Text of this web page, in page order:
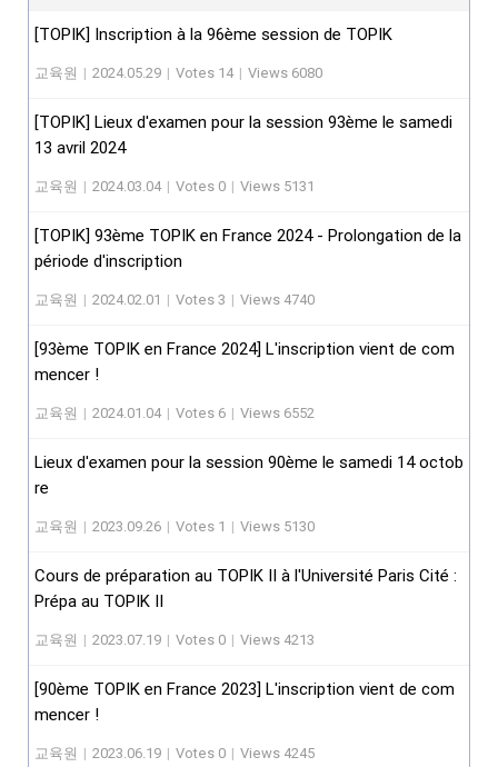
[TOPIK] Inscription à la 96ème session de TOPIK
교육원 | 2024.05.29 | Votes 14 | Views 6080
[TOPIK] Lieux d'examen pour la session 93ème le samedi
13 avril 2024
교육원 | 2024.03.04 | Votes 0 | Views 5131
[TOPIK] 93ème TOPIK en France 2024 - Prolongation de la
période d'inscription
교육원 | 2024.02.01 | Votes 3 | Views 4740
[93ème TOPIK en France 2024] L'inscription vient de com
mencer !
교육원 | 2024.01.04 | Votes 6 | Views 6552
Lieux d'examen pour la session 90ème le samedi 14 octob
re
교육원 | 2023.09.26 | Votes 1 | Views 5130
Cours de préparation au TOPIK II à l'Université Paris Cité :
Prépa au TOPIK II
교육원 | 2023.07.19 | Votes 0 | Views 4213
[90ème TOPIK en France 2023] L'inscription vient de com
mencer !
교육원 | 2023.06.19 | Votes 0 | Views 4245